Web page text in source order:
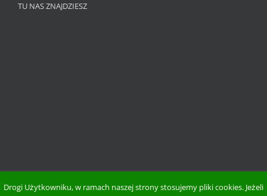
TU NAS ZNAJDZIESZ
Copyright 2015 Zdrowie Na Zielono | Wszystkie Prawa Zastrzeżone.
Drogi Użytkowniku, w ramach naszej strony stosujemy pliki cookies. Jeżeli